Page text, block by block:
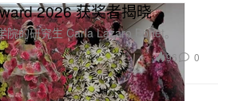
2026 获奖者揭晓
院的研究生 Carla Lázaro Bonet。
96 0